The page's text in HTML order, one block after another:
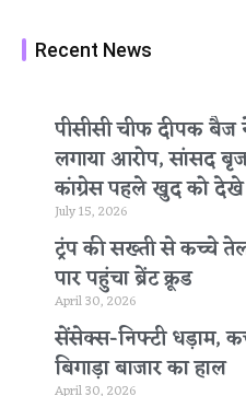
Recent News
पीसीसी चीफ दीपक बैज
लगाया आरोप, सांसद
कांग्रेस पहले खुद को देखे
July 15, 2026
ट्रंप की सख्ती से कच्चे
पार पहुंचा ब्रेंट क्रूड
April 30, 2026
सेंसेक्स-निफ्टी धड़ाम,
बिगाड़ा बाजार का हाल
April 30, 2026